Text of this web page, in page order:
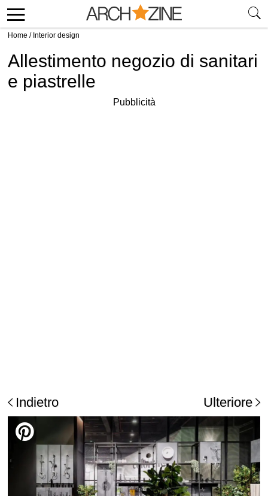
Home / Interior design
Allestimento negozio di sanitari
e piastrelle
Pubblicità
Indietro Ulteriore